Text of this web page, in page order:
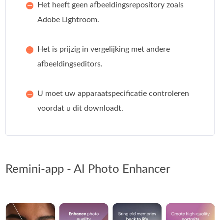
Het heeft geen afbeeldingsrepository zoals
Adobe Lightroom.
Het is prijzig in vergelijking met andere
afbeeldingseditors.
U moet uw apparaatspecificatie controleren
voordat u dit downloadt.
Remini-app - AI Photo Enhancer